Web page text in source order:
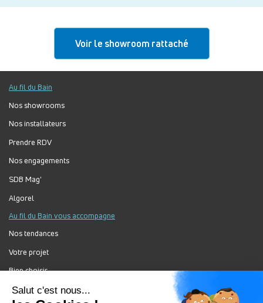
Voir le showroom rattaché
Au fil du Bain
Nos showrooms
Nos installateurs
Prendre RDV
Nos engagements
SDB Mag'
Algorel
Au fil du Bain vous accompagne
Nos tendances
Votre projet
Bien choisir
Forum Au Fil du Bain